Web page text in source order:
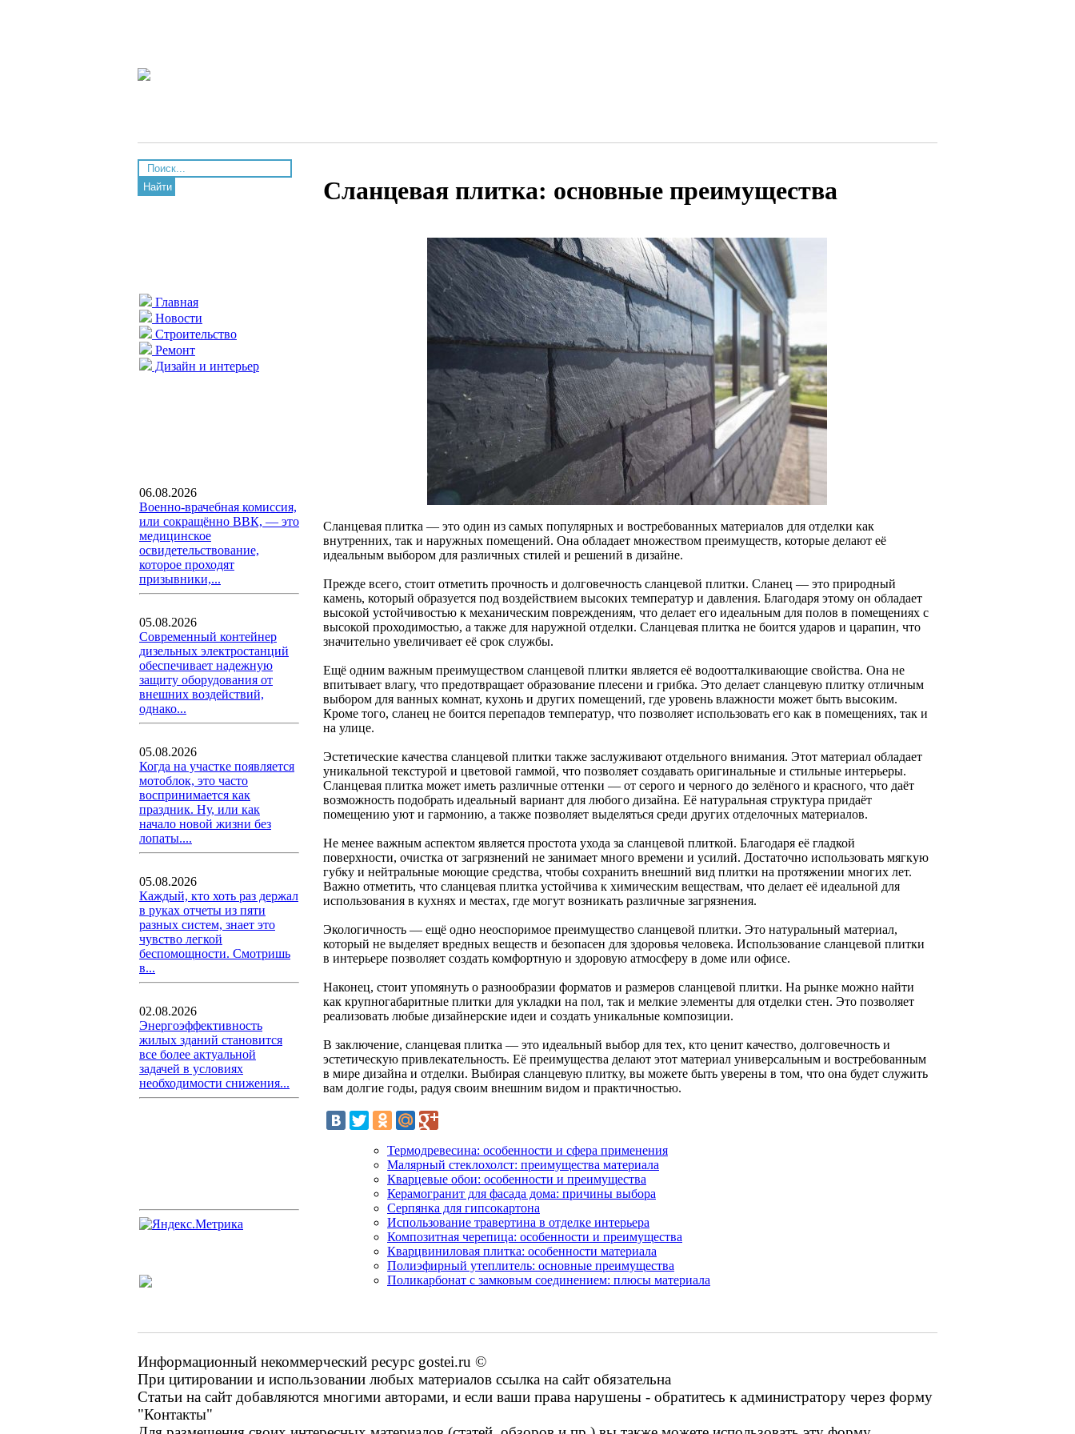
Найти
Главная
Новости
Строительство
Ремонт
Дизайн и интерьер
06.08.2026
Военно-врачебная комиссия,
или сокращённо ВВК, — это
медицинское
освидетельствование,
которое проходят
призывники,...
05.08.2026
Современный контейнер
дизельных электростанций
обеспечивает надежную
защиту оборудования от
внешних воздействий,
однако...
05.08.2026
Когда на участке появляется
мотоблок, это часто
воспринимается как
праздник. Ну, или как
начало новой жизни без
лопаты....
05.08.2026
Каждый, кто хоть раз держал
в руках отчеты из пяти
разных систем, знает это
чувство легкой
беспомощности. Смотришь
в...
02.08.2026
Энергоэффективность
жилых зданий становится
все более актуальной
задачей в условиях
необходимости снижения...
Сланцевая плитка: основные преимущества
Сланцевая плитка — это один из самых популярных и востребованных материалов для отделки как
внутренних, так и наружных помещений. Она обладает множеством преимуществ, которые делают её
идеальным выбором для различных стилей и решений в дизайне.
Прежде всего, стоит отметить прочность и долговечность сланцевой плитки. Сланец — это природный
камень, который образуется под воздействием высоких температур и давления. Благодаря этому он обладает
высокой устойчивостью к механическим повреждениям, что делает его идеальным для полов в помещениях с
высокой проходимостью, а также для наружной отделки. Сланцевая плитка не боится ударов и царапин, что
значительно увеличивает её срок службы.
Ещё одним важным преимуществом сланцевой плитки является её водоотталкивающие свойства. Она не
впитывает влагу, что предотвращает образование плесени и грибка. Это делает сланцевую плитку отличным
выбором для ванных комнат, кухонь и других помещений, где уровень влажности может быть высоким.
Кроме того, сланец не боится перепадов температур, что позволяет использовать его как в помещениях, так и
на улице.
Эстетические качества сланцевой плитки также заслуживают отдельного внимания. Этот материал обладает
уникальной текстурой и цветовой гаммой, что позволяет создавать оригинальные и стильные интерьеры.
Сланцевая плитка может иметь различные оттенки — от серого и черного до зелёного и красного, что даёт
возможность подобрать идеальный вариант для любого дизайна. Её натуральная структура придаёт
помещению уют и гармонию, а также позволяет выделяться среди других отделочных материалов.
Не менее важным аспектом является простота ухода за сланцевой плиткой. Благодаря её гладкой
поверхности, очистка от загрязнений не занимает много времени и усилий. Достаточно использовать мягкую
губку и нейтральные моющие средства, чтобы сохранить внешний вид плитки на протяжении многих лет.
Важно отметить, что сланцевая плитка устойчива к химическим веществам, что делает её идеальной для
использования в кухнях и местах, где могут возникать различные загрязнения.
Экологичность — ещё одно неоспоримое преимущество сланцевой плитки. Это натуральный материал,
который не выделяет вредных веществ и безопасен для здоровья человека. Использование сланцевой плитки
в интерьере позволяет создать комфортную и здоровую атмосферу в доме или офисе.
Наконец, стоит упомянуть о разнообразии форматов и размеров сланцевой плитки. На рынке можно найти
как крупногабаритные плитки для укладки на пол, так и мелкие элементы для отделки стен. Это позволяет
реализовать любые дизайнерские идеи и создать уникальные композиции.
В заключение, сланцевая плитка — это идеальный выбор для тех, кто ценит качество, долговечность и
эстетическую привлекательность. Её преимущества делают этот материал универсальным и востребованным
в мире дизайна и отделки. Выбирая сланцевую плитку, вы можете быть уверены в том, что она будет служить
вам долгие годы, радуя своим внешним видом и практичностью.
Термодревесина: особенности и сфера применения
Малярный стеклохолст: преимущества материала
Кварцевые обои: особенности и преимущества
Керамогранит для фасада дома: причины выбора
Серпянка для гипсокартона
Использование травертина в отделке интерьера
Композитная черепица: особенности и преимущества
Кварцвиниловая плитка: особенности материала
Полиэфирный утеплитель: основные преимущества
Поликарбонат с замковым соединением: плюсы материала
Информационный некоммерческий ресурс gostei.ru ©
При цитировании и использовании любых материалов ссылка на сайт обязательна
Статьи на сайт добавляются многими авторами, и если ваши права нарушены - обратитесь к администратору через форму
"Контакты"